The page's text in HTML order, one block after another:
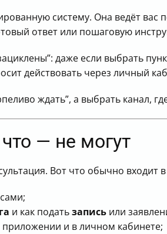
систему. Она ведёт
ответ или пошаговую
даже если выбрать
действовать через личный
ждать”, а выбрать канал,
— не могут
Вот что обычно входит
и как податьзапись или
приложении и в личном кабинете;